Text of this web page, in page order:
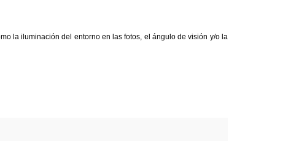
la iluminación del entorno en las fotos, el ángulo de visión y/o la